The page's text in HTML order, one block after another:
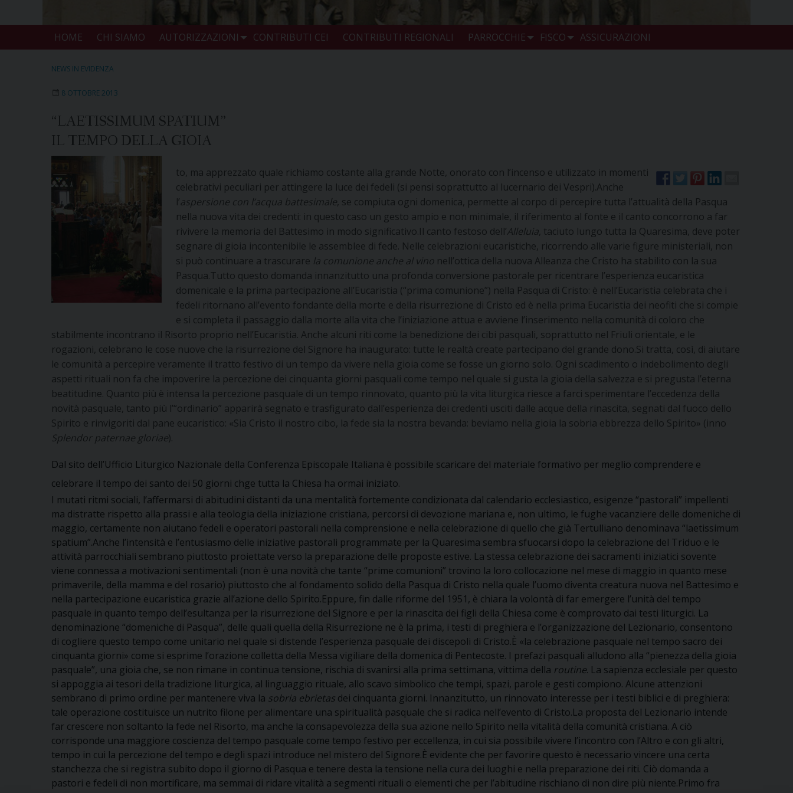
HOME CHI SIAMO AUTORIZZAZIONI CONTRIBUTI CEI CONTRIBUTI REGIONALI PARROCCHIE FISCO ASSICURAZIONI
NEWS IN EVIDENZA
8 OTTOBRE 2013
“LAETISSIMUM SPATIUM”
IL TEMPO DELLA GIOIA
to, ma apprezzato quale richiamo costante alla grande Notte, onorato con l’incenso e utilizzato in momenti
celebrativi peculiari per attingere la luce dei fedeli (si pensi soprattutto al lucernario dei Vespri).Anche
l’aspersione con l’acqua battesimale, se compiuta ogni domenica, permette al corpo di percepire tutta l’attualità della Pasqua
nella nuova vita dei credenti: in questo caso un gesto ampio e non minimale, il riferimento al fonte e il canto concorrono a far
rivivere la memoria del Battesimo in modo significativo.Il canto festoso dell’Alleluia, taciuto lungo tutta la Quaresima, deve poter
segnare di gioia incontenibile le assemblee di fede. Nelle celebrazioni eucaristiche, ricorrendo alle varie figure ministeriali, non
si può continuare a trascurare la comunione anche al vino nell’ottica della nuova Alleanza che Cristo ha stabilito con la sua
Pasqua.Tutto questo domanda innanzitutto una profonda conversione pastorale per ricentrare l’esperienza eucaristica
domenicale e la prima partecipazione all’Eucaristia (“prima comunione”) nella Pasqua di Cristo: è nell’Eucaristia celebrata che i
fedeli ritornano all’evento fondante della morte e della risurrezione di Cristo ed è nella prima Eucaristia dei neofiti che si compie
e si completa il passaggio dalla morte alla vita che l’iniziazione attua e avviene l’inserimento nella comunità di coloro che
stabilmente incontrano il Risorto proprio nell’Eucaristia. Anche alcuni riti come la benedizione dei cibi pasquali, soprattutto nel Friuli orientale, e le
rogazioni, celebrano le cose nuove che la risurrezione del Signore ha inaugurato: tutte le realtà create partecipano del grande dono.Si tratta, così, di aiutare
le comunità a percepire veramente il tratto festivo di un tempo da vivere nella gioia come se fosse un giorno solo. Ogni scadimento o indebolimento degli
aspetti rituali non fa che impoverire la percezione dei cinquanta giorni pasquali come tempo nel quale si gusta la gioia della salvezza e si pregusta l’eterna
beatitudine. Quanto più è intensa la percezione pasquale di un tempo rinnovato, quanto più la vita liturgica riesce a farci sperimentare l’eccedenza della
novità pasquale, tanto più l’“ordinario” apparirà segnato e trasfigurato dall’esperienza dei credenti usciti dalle acque della rinascita, segnati dal fuoco dello
Spirito e rinvigoriti dal pane eucaristico: «Sia Cristo il nostro cibo, la fede sia la nostra bevanda: beviamo nella gioia la sobria ebbrezza dello Spirito» (inno
Splendor paternae gloriae).
Dal sito dell’Ufficio Liturgico Nazionale della Conferenza Episcopale Italiana è possibile scaricare del materiale formativo per meglio comprendere e
celebrare il tempo dei santo dei 50 giorni chge tutta la Chiesa ha ormai iniziato.
I mutati ritmi sociali, l’affermarsi di abitudini distanti da una mentalità fortemente condizionata dal calendario ecclesiastico, esigenze “pastorali” impellenti
ma distratte rispetto alla prassi e alla teologia della iniziazione cristiana, percorsi di devozione mariana e, non ultimo, le fughe vacanziere delle domeniche di
maggio, certamente non aiutano fedeli e operatori pastorali nella comprensione e nella celebrazione di quello che già Tertulliano denominava “laetissimum
spatium”.Anche l’intensità e l’entusiasmo delle iniziative pastorali programmate per la Quaresima sembra sfuocarsi dopo la celebrazione del Triduo e le
attività parrocchiali sembrano piuttosto proiettate verso la preparazione delle proposte estive. La stessa celebrazione dei sacramenti iniziatici sovente
viene connessa a motivazioni sentimentali (non è una novità che tante “prime comunioni” trovino la loro collocazione nel mese di maggio in quanto mese
primaverile, della mamma e del rosario) piuttosto che al fondamento solido della Pasqua di Cristo nella quale l’uomo diventa creatura nuova nel Battesimo e
nella partecipazione eucaristica grazie all’azione dello Spirito.Eppure, fin dalle riforme del 1951, è chiara la volontà di far emergere l’unità del tempo
pasquale in quanto tempo dell’esultanza per la risurrezione del Signore e per la rinascita dei figli della Chiesa come è comprovato dai testi liturgici. La
denominazione “domeniche di Pasqua”, delle quali quella della Risurrezione ne è la prima, i testi di preghiera e l’organizzazione del Lezionario, consentono
di cogliere questo tempo come unitario nel quale si distende l’esperienza pasquale dei discepoli di Cristo.È «la celebrazione pasquale nel tempo sacro dei
cinquanta giorni» come si esprime l’orazione colletta della Messa vigiliare della domenica di Pentecoste. I prefazi pasquali alludono alla “pienezza della gioia
pasquale”, una gioia che, se non rimane in continua tensione, rischia di svanirsi alla prima settimana, vittima della routine. La sapienza ecclesiale per questo
si appoggia ai tesori della tradizione liturgica, al linguaggio rituale, allo scavo simbolico che tempi, spazi, parole e gesti compiono. Alcune attenzioni
sembrano di primo ordine per mantenere viva la sobria ebrietas dei cinquanta giorni. Innanzitutto, un rinnovato interesse per i testi biblici e di preghiera:
tale operazione costituisce un nutrito filone per alimentare una spiritualità pasquale che si radica nell’evento di Cristo.La proposta del Lezionario intende
far crescere non soltanto la fede nel Risorto, ma anche la consapevolezza della sua azione nello Spirito nella vitalità della comunità cristiana. A ciò
corrisponde una maggiore coscienza del tempo pasquale come tempo festivo per eccellenza, in cui sia possibile vivere l’incontro con l’Altro e con gli altri,
tempo in cui la percezione del tempo e degli spazi introduce nel mistero del Signore.È evidente che per favorire questo è necessario vincere una certa
stanchezza che si registra subito dopo il giorno di Pasqua e tenere desta la tensione nella cura dei luoghi e nella preparazione dei riti. Ciò domanda a
pastori e fedeli di non mortificare, ma semmai di ridare vitalità a segmenti rituali o elementi che per l’abitudine rischiano di non dire più niente.Primo fra